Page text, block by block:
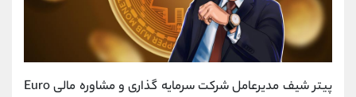
پیتر شیف مدیرعامل شرکت سرمایه گذاری و مشاوره مالی Euro